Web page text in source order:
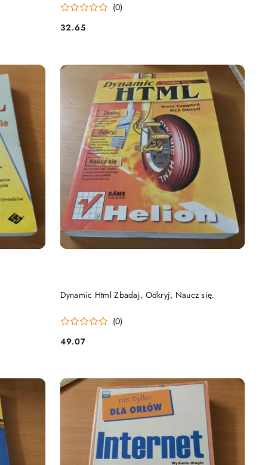
(0)
Cena:
32.65
Dynamic Html Zbadaj, Odkryj, Naucz się.
(0)
Cena:
49.07
DO KOSZYKA